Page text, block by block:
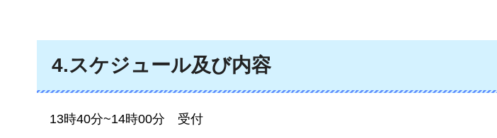
4.スケジュール及び内容
13時40分~14時00分 受付